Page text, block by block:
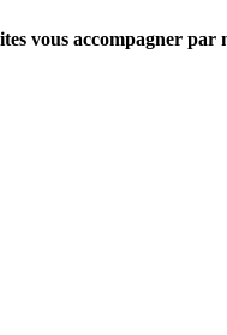
vous accompagner